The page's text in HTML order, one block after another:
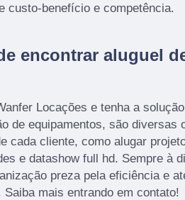
custo-benefício e competência.
encontrar aluguel
Locações e tenha a
de equipamentos, são diversas
cada cliente, como alugar
e datashow full hd. Sempre à
preza pela eficiência e
Saiba mais entrando em contato!